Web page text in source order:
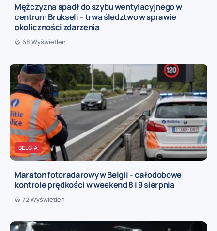
Mężczyzna spadł do szybu wentylacyjnego w
centrum Brukseli – trwa śledztwo w sprawie
okoliczności zdarzenia
68 Wyświetleń
BELGIA
Maraton fotoradarowy w Belgii – całodobowe
kontrole prędkości w weekend 8 i 9 sierpnia
72 Wyświetleń